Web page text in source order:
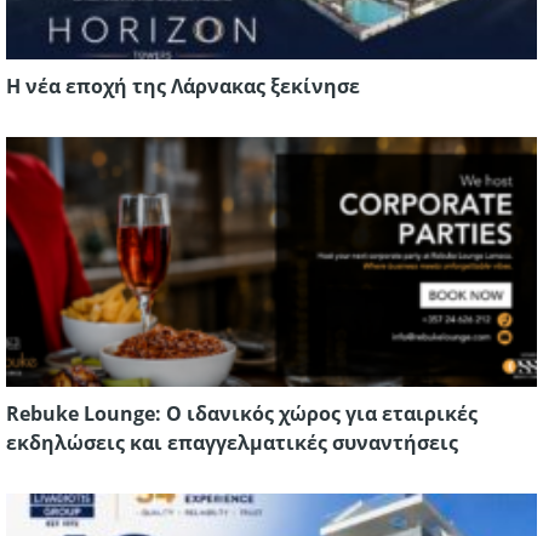
Η νέα εποχή της Λάρνακας ξεκίνησε
Rebuke Lounge: Ο ιδανικός χώρος για εταιρικές
εκδηλώσεις και επαγγελματικές συναντήσεις